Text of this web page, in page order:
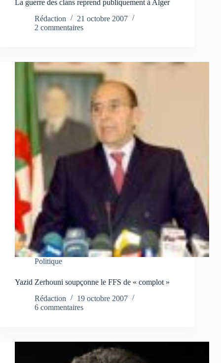
La guerre des clans reprend publiquement à Alger
Rédaction
21 octobre 2007
2 commentaires
Politique
Yazid Zerhouni soupçonne le FFS de « complot »
Rédaction
19 octobre 2007
6 commentaires